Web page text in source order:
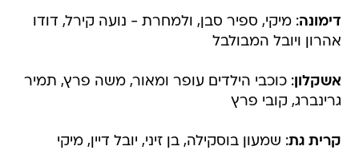
אשקלון: כוכבי הילדים עופר ומאור, משה פרץ, תמיר
קרית גת : שמעון בוסקילה, בן זיני, יובל דיין, מיקי
אופקים: שמעון בוסקילה, עילאי אלמקייס, יובל